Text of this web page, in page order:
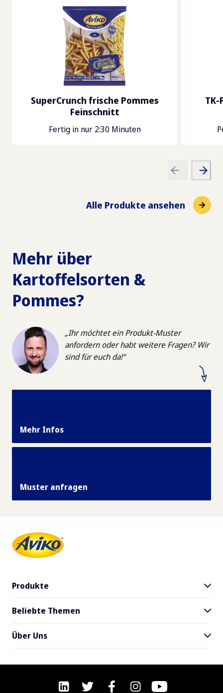
SuperCrunch frische Pommes
Feinschnitt
Fertig in nur 2:30 Minuten
Alle Produkte ansehen
Mehr über
Kartoffelsorten &
Pommes?
Ihr möchtet ein Produkt-Muster
anfordern oder habt weitere Fragen? Wir
sind für euch da!
Mehr Infos
Muster anfragen
Produkte
Alle Produkte
SuperCrunch
Beliebte Themen
Blog
Lieferservice
Über Uns
Nachhaltigkeit